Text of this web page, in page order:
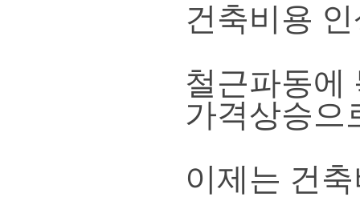
건축비용
철근파동에
가격상승으
이제는 건